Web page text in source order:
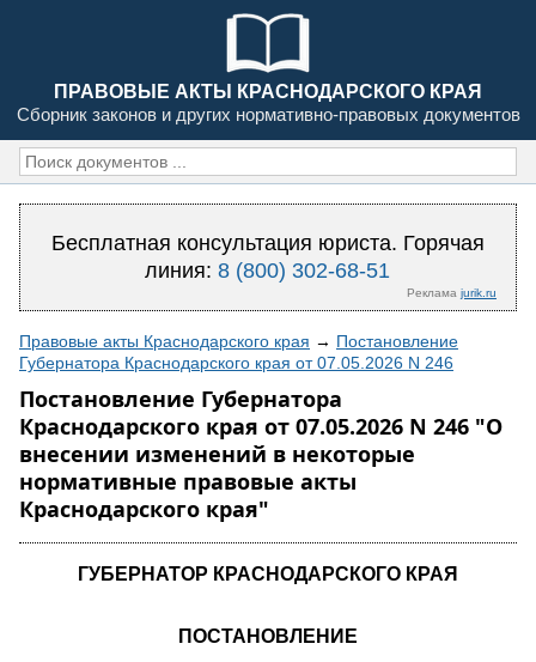
ПРАВОВЫЕ АКТЫ КРАСНОДАРСКОГО КРАЯ
Сборник законов и других нормативно-правовых документов
Бесплатная консультация юриста. Горячая
линия:8 (800) 302-68-51
Реклама jurik.ru
Правовые акты Краснодарского края → Постановление
Губернатора Краснодарского края от 07.05.2026 N 246
Постановление Губернатора
Краснодарского края от 07.05.2026 N 246 "О
внесении изменений в некоторые
нормативные правовые акты
Краснодарского края"
ГУБЕРНАТОР КРАСНОДАРСКОГО КРАЯ
ПОСТАНОВЛЕНИЕ